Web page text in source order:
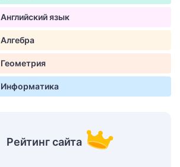
Английский язык
Алгебра
Геометрия
Информатика
Рейтинг сайта